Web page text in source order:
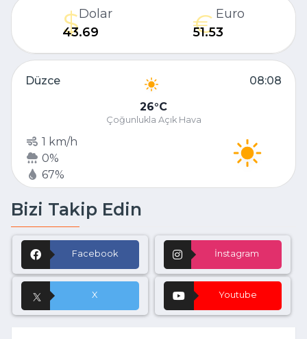
Dolar
43.69
Euro
51.53
Düzce
08:08
26 C
Çoğunlukla Açık Hava
1 km/h
0%
67%
Bizi Takip Edin
Facebook İnstagram
X Youtube